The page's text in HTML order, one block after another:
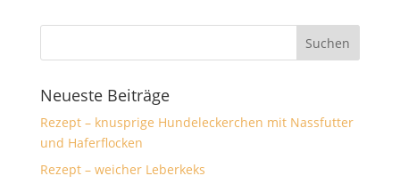
Neueste Beiträge
Rezept – knusprige Hundeleckerchen mit Nassfutter
und Haferflocken
Rezept – weicher Leberkeks